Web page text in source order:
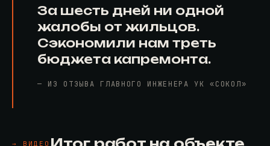
За шесть дней ни одной
жалобы от жильцов.
Сэкономили нам треть
бюджета капремонта.
— ИЗ ОТЗЫВА ГЛАВНОГО ИНЖЕНЕРА УК «СОКОЛ»
→ ВИДЕО